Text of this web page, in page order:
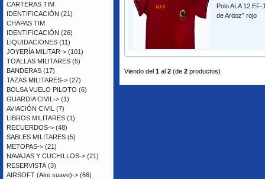
Polo ALA 12
de Ardoz" rojo
Viendo del 1 al 2 (de 2 productos)
CARTERAS TIM
IDENTIFICACIÓN (21)
CHAPAS TIM
IDENTIFICACIÓN (26)
LIQUIDACIONES (11)
JOYERÍA MILITAR-> (101)
TOALLAS MILITARES (5)
BANDERAS (17)
TAZAS MILITARES-> (27)
BOLSA VUELO PILOTO (6)
GUARDIA CIVIL-> (1)
AVIACIÓN CIVIL (7)
LIBROS MILITARES (1)
RECUERDOS-> (48)
SABLES MILITARES (5)
METOPAS-> (21)
NAVAJAS Y CUCHILLOS-> (21)
RESERVISTA (3)
AIRSOFT (Aire suave)-> (66)